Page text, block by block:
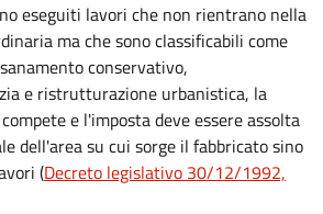
eseguiti lavori che non rientrano nella
ma che sono classificabili come
conservativo,
e ristrutturazione urbanistica, la
e l'imposta deve essere assolta
dell'area su cui sorge il fabbricato sino
(Decreto legislativo 30/12/1992,